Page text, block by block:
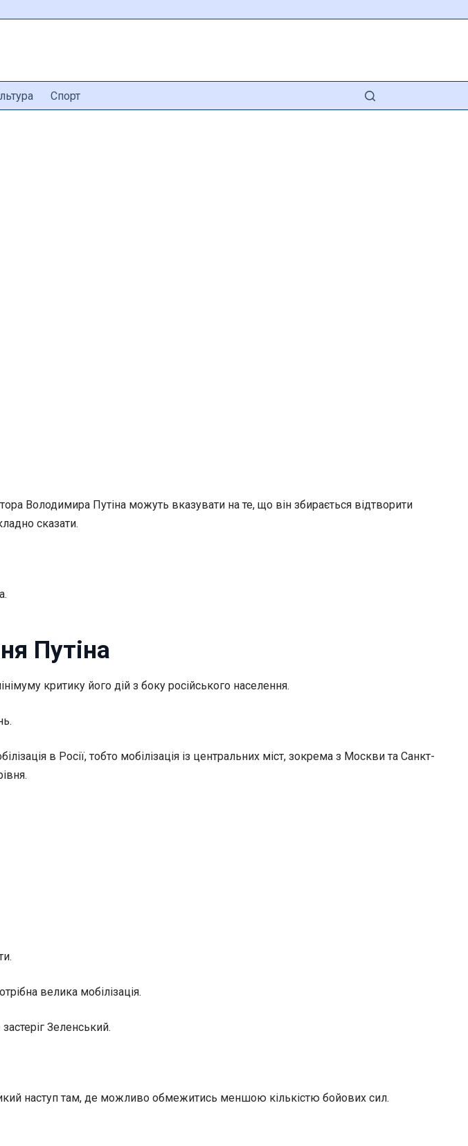
Спорт
Володимира Путіна можуть вказувати на те, що він збирається відтворити
сказати.
Путіна
критику його дій з боку російського населення.
в Росії, тобто мобілізація із центральних міст, зокрема з Москви та Санкт-
велика мобілізація.
Зеленський.
наступ там, де можливо обмежитись меншою кількістю бойових сил.